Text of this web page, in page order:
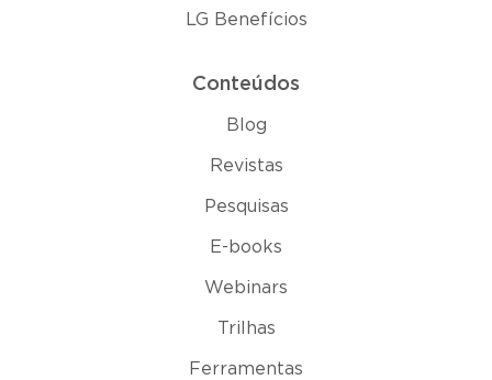
LG Benefícios
Conteúdos
Blog
Revistas
Pesquisas
E-books
Webinars
Trilhas
Ferramentas